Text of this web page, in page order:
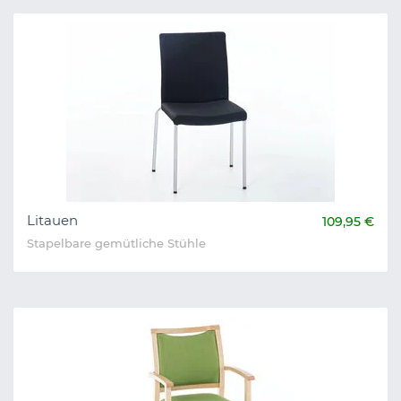
Litauen 109,95 €
Stapelbare gemütliche Stühle